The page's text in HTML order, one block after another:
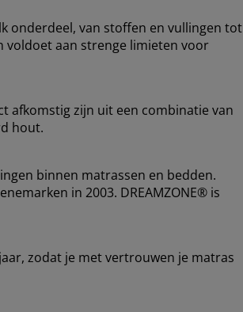
onderdeel, van stoffen en vullingen tot
voldoet aan strenge limieten voor
afkomstig zijn uit een combinatie van
hout.
binnen matrassen en bedden.
in 2003. DREAMZONE® is
zodat je met vertrouwen je matras